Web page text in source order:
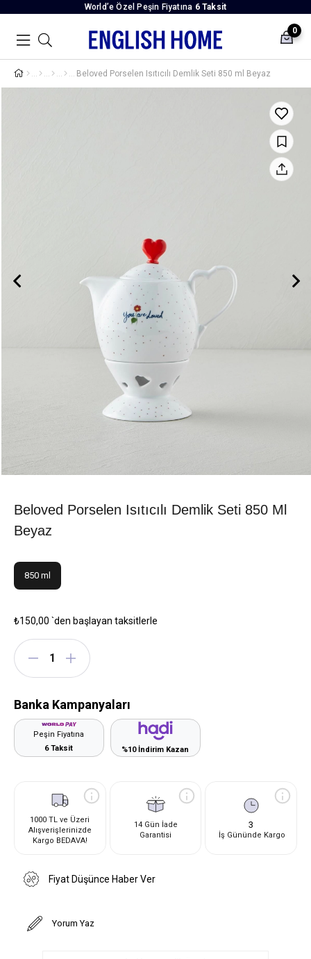
World’e Özel Peşin Fiyatına 6 Taksit
0
Beloved Porselen Isıtıcılı Demlik Seti 850 ml Beyaz
Beloved Porselen Isıtıcılı Demlik Seti 850 Ml
Beyaz
850 ml
₺150,00 `den başlayan taksitlerle
Banka Kampanyaları
Peşin Fiyatına
6 Taksit
%10 İndirim Kazan
1000 TL ve Üzeri
Alışverişlerinizde
Kargo BEDAVA!
14 Gün İade
Garantisi
3
İş Gününde Kargo
Fiyat Düşünce Haber Ver
Yorum Yaz